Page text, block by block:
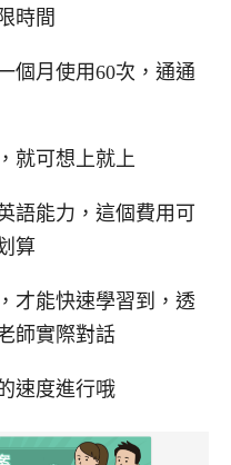
時間
個月使用60次，通通
就可想上就上
語能力，這個費用可
算
才能快速學習到，透
師實際對話
速度進行哦